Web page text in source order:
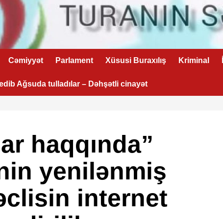
Cəmiyyət Parlament Xüsusi Buraxılış Kriminal
Ağsuda tulladılar – Dəhşətli cinayət
haqqında”
yenilənmiş
internet